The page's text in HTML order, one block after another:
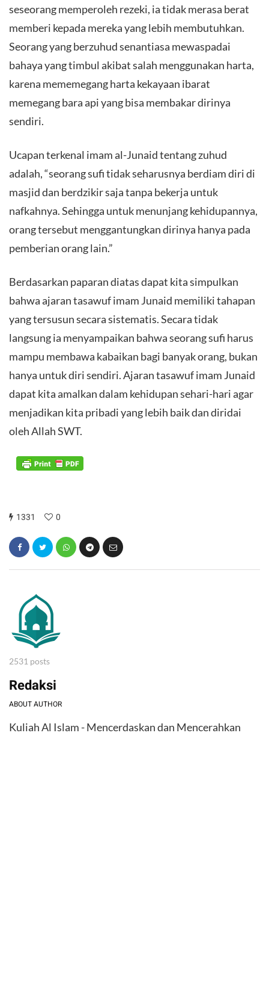
seseorang memperoleh rezeki, ia tidak merasa berat
memberi kepada mereka yang lebih membutuhkan.
Seorang yang berzuhud senantiasa mewaspadai
bahaya yang timbul akibat salah menggunakan harta,
karena mememegang harta kekayaan ibarat
memegang bara api yang bisa membakar dirinya
sendiri.
Ucapan terkenal imam al-Junaid tentang zuhud
adalah, “seorang sufi tidak seharusnya berdiam diri di
masjid dan berdzikir saja tanpa bekerja untuk
nafkahnya. Sehingga untuk menunjang kehidupannya,
orang tersebut menggantungkan dirinya hanya pada
pemberian orang lain.”
Berdasarkan paparan diatas dapat kita simpulkan
bahwa ajaran tasawuf imam Junaid memiliki tahapan
yang tersusun secara sistematis. Secara tidak
langsung ia menyampaikan bahwa seorang sufi harus
mampu membawa kabaikan bagi banyak orang, bukan
hanya untuk diri sendiri. Ajaran tasawuf imam Junaid
dapat kita amalkan dalam kehidupan sehari-hari agar
menjadikan kita pribadi yang lebih baik dan diridai
oleh Allah SWT.
1331 0
2531 posts
Redaksi
ABOUT AUTHOR
Kuliah Al Islam - Mencerdaskan dan Mencerahkan